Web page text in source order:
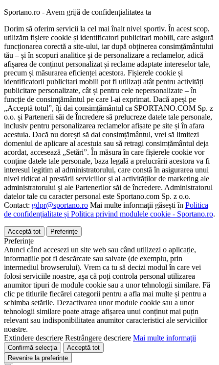
Sportano.ro - Avem grijă de confidențialitatea ta
Dorim să oferim servicii la cel mai înalt nivel sportiv. În acest scop,
utilizăm fișiere cookie și identificatori publicitari mobili, care asigură
funcționarea corectă a site-ului, iar după obținerea consimțământului
tău – și în scopuri analitice și de personalizare a reclamelor, adică
afișarea de conținut personalizat și reclame adaptate intereselor tale,
precum și măsurarea eficienței acestora. Fișierele cookie și
identificatorii publicitari mobili pot fi utilizați atât pentru activități
publicitare personalizate, cât și pentru cele nepersonalizate – în
funcție de consimțământul pe care l-ai exprimat. Dacă apeși pe
„Acceptă totul”, îți dai consimțământul ca SPORTANO.COM Sp. z
o.o. și Partenerii săi de Încredere să prelucreze datele tale personale,
inclusiv pentru personalizarea reclamelor afișate pe site și în afara
acestuia. Dacă nu dorești să dai consimțământul, vrei să limitezi
domeniul de aplicare al acestuia sau să retragi consimțământul deja
acordat, accesează „Setări”. În măsura în care fișierele cookie vor
conține datele tale personale, baza legală a prelucrării acestora va fi
interesul legitim al administratorului, care constă în asigurarea unui
nivel ridicat al prestării serviciilor și al activităților de marketing ale
administratorului și ale Partenerilor săi de încredere. Administratorul
datelor tale cu caracter personal este Sportano.com Sp. z o.o.
Contact: gdpr@sportano.ro Mai multe informații găsești în Politica
de confidențialitate și Politica privind modulele cookie - Sportano.ro.
Acceptă tot Preferințe
Preferințe
Atunci când accesezi un site web sau când utilizezi o aplicație,
informațiile pot fi descărcate sau salvate (de exemplu, prin
intermediul browserului). Vrem ca tu să decizi modul în care vei
folosi serviciile noastre, așa că poți controla personal utilizarea
anumitor tipuri de module cookie sau a unor tehnologii similare. Fă
clic pe titlurile fiecărei categorii pentru a afla mai multe și pentru a
schimba setările. Dezactivarea unor module cookie sau a unor
tehnologii similare poate atrage afișarea unui conținut mai puțin
relevant sau indisponibilitatea anumitor caracteristici ale serviciilor
noastre.
Extindere descriere Restrângere descriere Mai multe informații
Confirmă selecția
Acceptă tot
Revenire la preferințe